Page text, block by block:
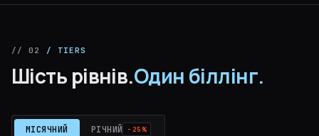
// 02 / TIERS
Шість рівнів.Один біллінг.
МІСЯЧНИЙ РІЧНИЙ −25%